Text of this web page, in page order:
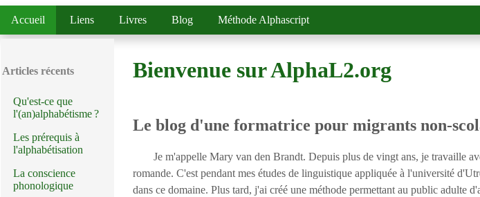
Accueil
Liens Livres Blog Méthode Alphascript
Articles récents
Qu'est-ce que
l'(an)alphabétisme ?
Les prérequis à
l'alphabétisation
La conscience
phonologique
Bienvenue sur AlphaL2.org
Le blog d'une formatrice pour migrants non-
Je m'appelle Mary van den Brandt. Depuis plus de vingt ans, je travaille
romande. C'est pendant mes études de linguistique appliquée à l'université
dans ce domaine. Plus tard, j'ai créé une méthode permettant au public adulte